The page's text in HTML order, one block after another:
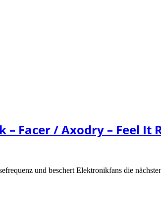
– Facer / Axodry – Feel It
und beschert Elektronikfans die